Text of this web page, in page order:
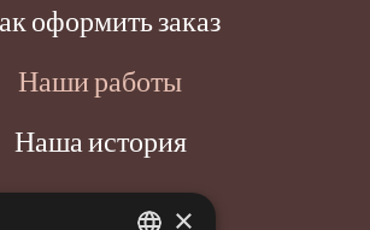
оформить заказ
Наши работы
Наша история
Новости
×